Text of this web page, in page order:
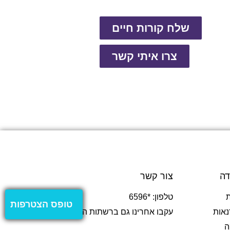
שלח קורות חיים
צרו איתי קשר
טופס הצטרפות
צור קשר
טלפון: *6596
עקבו אחרינו גם ברשתות החברתיות